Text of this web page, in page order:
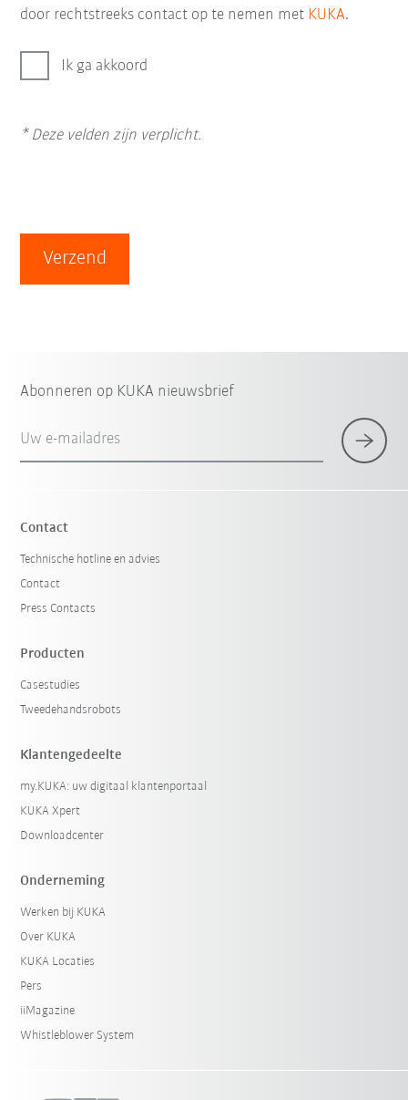
door rechtstreeks contact op te nemen met KUKA.
Ik ga akkoord
* Deze velden zijn verplicht.
Verzend
Abonneren op KUKA nieuwsbrief
Uw e-mailadres
Contact
Technische hotline en advies
Contact
Press Contacts
Producten
Casestudies
Tweedehandsrobots
Klantengedeelte
my.KUKA: uw digitaal klantenportaal
KUKA Xpert
Downloadcenter
Onderneming
Werken bij KUKA
Over KUKA
KUKA Locaties
Pers
iiMagazine
Whistleblower System